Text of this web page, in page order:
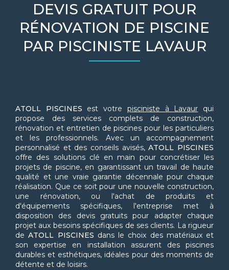
DEVIS GRATUIT POUR
RÉNOVATION DE PISCINE
PAR PISCINISTE LAVAUR
ATOLL PISCINES est votre pisciniste à Lavaur qui
propose des services complets de construction,
rénovation et entretien de piscines pour les particuliers
et les professionnels. Avec un accompagnement
personnalisé et des conseils avisés,ATOLL PISCINES
offre des solutions clé en main pour concrétiser les
projets de piscine, en garantissant un travail de haute
qualité et une vraie garantie décennale pour chaque
réalisation. Que ce soit pour une nouvelle construction,
une rénovation, ou l'achat de produits et
d'équipements spécifiques, l'entreprise met à
disposition des devis gratuits pour adapter chaque
projet aux besoins spécifiques de ses clients. La rigueur
deATOLL PISCINES dans le choix des matériaux et
son expertise en installation assurent des piscines
durables et esthétiques, idéales pour des moments de
détente et de loisirs.